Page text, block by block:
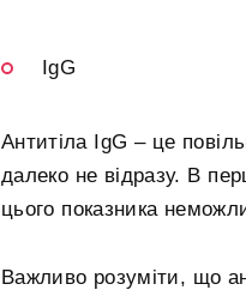
IgG
Антитіла IgG – це
далеко не відразу. В
цього показника
Важливо розуміти, що